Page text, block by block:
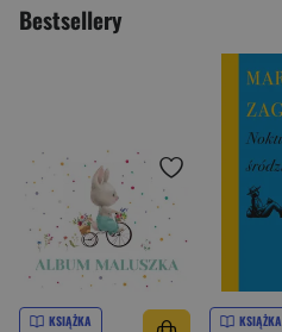
Bestsellery
KSIĄŻKA KSIĄŻKA